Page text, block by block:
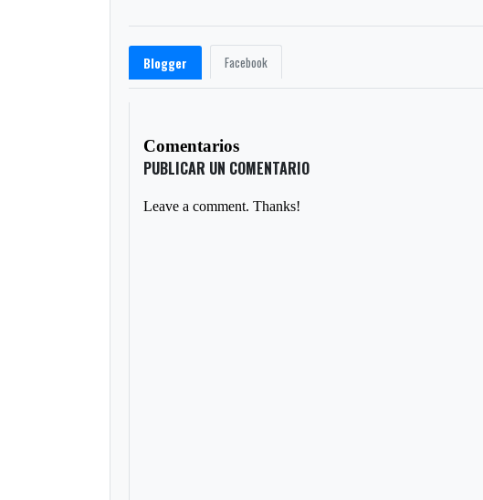
Blogger Facebook
Comentarios
PUBLICAR UN COMENTARIO
Leave a comment. Thanks!